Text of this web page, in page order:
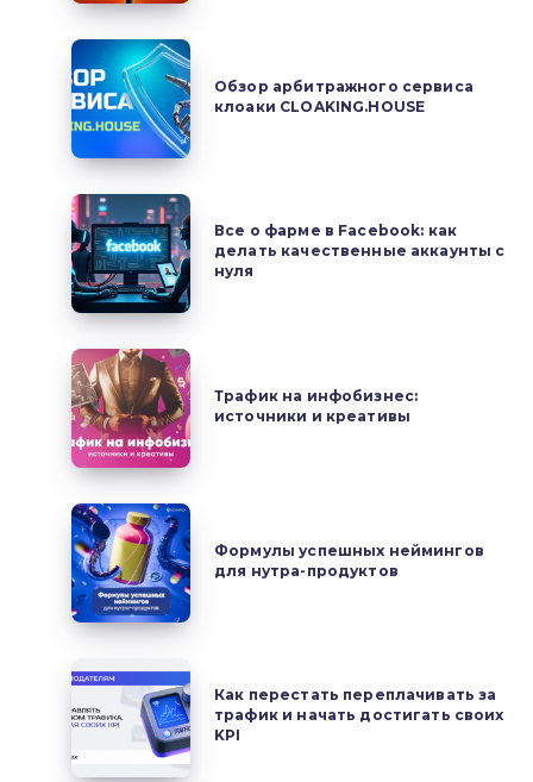
арбитраже:
почему
рынок
все
чаще
смотрит
на
MAC
Обзор
арбитражного
сервиса
CLOAKING.HOUSE
Обзор арбитражного сервиса
клоаки CLOAKING.HOUSE
Все
о
фарме
в
Facebook:
как
делать
качественные
аккаунты
нуля
Все о фарме в Facebook: как
делать качественные аккаунты с
нуля
Трафик
на
инфобизнес:
источники
креативы
Трафик на инфобизнес:
источники и креативы
Формулы
успешных
неймингов
для
нутра-
Формулы успешных неймингов
для нутра-продуктов
Как
перестать
переплачивать
за
Как перестать переплачивать за
трафик и начать достигать своих
KPI